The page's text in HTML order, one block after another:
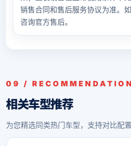
销售合同和售后服务协议为准。
咨询官方售后。
09 /
相关车型推荐
为您精选同类热门车型，支持对比配